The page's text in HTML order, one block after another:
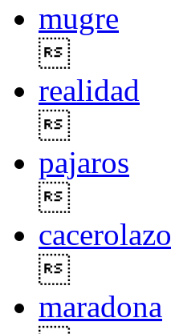
mugre
realidad
pajaros
cacerolazo
maradona